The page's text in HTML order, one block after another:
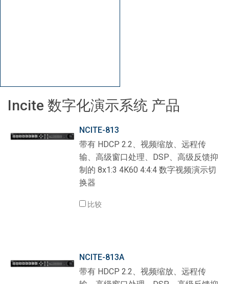
Incite 数字化演示系统 产品
NCITE-813
带有 HDCP 2.2、视频缩放、远程传
输、高级窗口处理、DSP、高级反馈抑
制的 8x1:3 4K60 4:4:4 数字视频演示切
换器
比较
NCITE-813A
带有 HDCP 2.2、视频缩放、远程传